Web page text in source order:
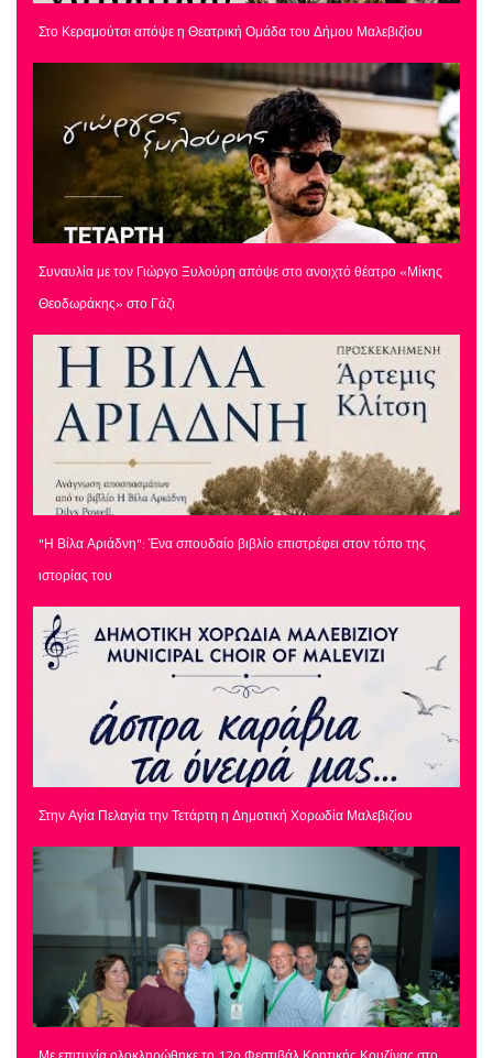
Στο Κεραμούτσι απόψε η Θεατρική Ομάδα του Δήμου Μαλεβιζίου
Συναυλία με τον Γιώργο Ξυλούρη απόψε στο ανοιχτό θέατρο «Μίκης
Θεοδωράκης» στο Γάζι
"Η Βίλα Αριάδνη": Ένα σπουδαίο βιβλίο επιστρέφει στον τόπο της
ιστορίας του
Στην Αγία Πελαγία την Τετάρτη η Δημοτική Χορωδία Μαλεβιζίου